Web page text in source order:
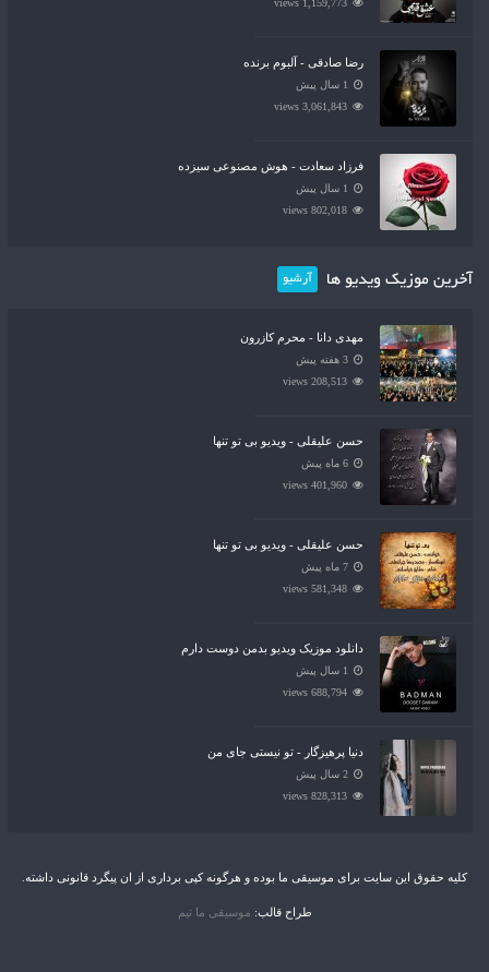
1,159,773 views
رضا صادقی - آلبوم برنده
1 سال پیش
3,061,843 views
فرزاد سعادت - هوش مصنوعی سیزده
1 سال پیش
802,018 views
آخرین موزیک ویدیو ها آرشیو
مهدی دانا - محرم کازرون
3 هفته پیش
208,513 views
حسن علیقلی - ویدیو بی تو تنها
6 ماه پیش
401,960 views
حسن علیقلی - ویدیو بی تو تنها
7 ماه پیش
581,348 views
دانلود موزیک ویدیو بدمن دوست دارم
1 سال پیش
688,794 views
دنیا پرهیزگار - تو نیستی جای من
2 سال پیش
828,313 views
کلیه حقوق این سایت برای موسیقی ما بوده و هرگونه کپی برداری از ان پیگرد قانونی داشته.
طراح قالب: موسیقی ما تیم